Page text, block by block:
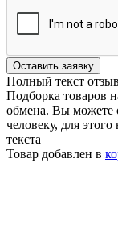
Оставить заявку
Полный текст
Подборка товаров
обмена. Вы можете
человеку, для
текста
Товар добавлен в